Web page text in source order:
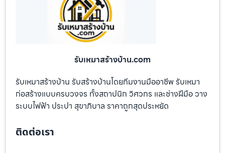
รับเหมาสร้างบ้าน.com
รับเหมาสร้างบ้าน รับสร้างบ้านโดยทีมงานมืออาชีพ รับเหมา
ก่อสร้างแบบครบวงจร ทั้งสถาปนิก วิศวกร และช่างฝีมือ วาง
ระบบไฟฟ้า ประปา สุขาภิบาล ราคาถูกสุดประหยัด
ติดต่อเรา